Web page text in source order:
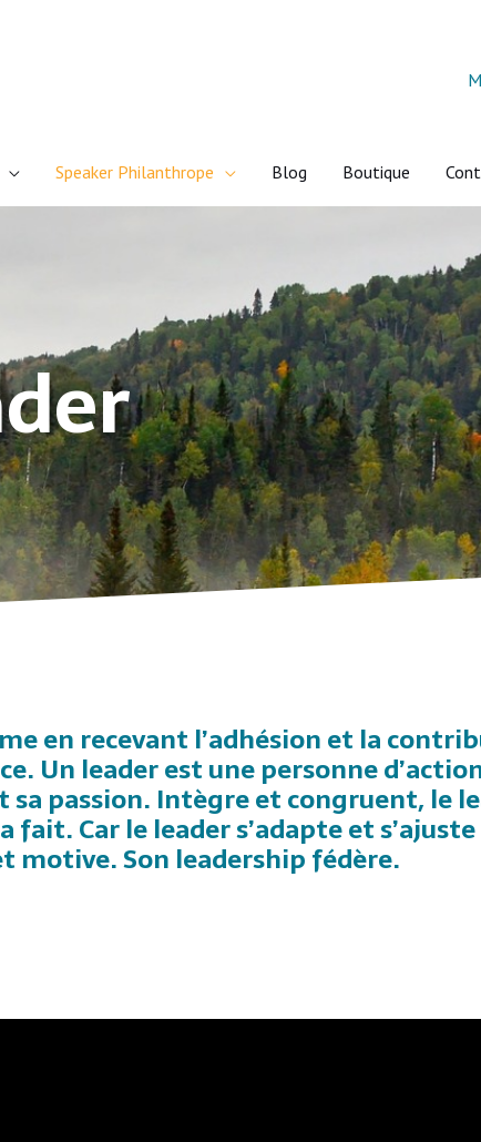
Speaker Philanthrope Blog Boutique
en recevant l’adhésion et la
Un leader est une personne
passion. Intègre et congruent, le
Car le leader s’adapte et
motive. Son leadership fédère.